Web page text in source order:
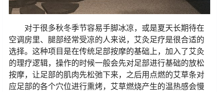
对于很多秋冬季节容易手脚冰凉，或是夏天长期待在
空调房里、腿部经常受凉的人来说，艾灸足疗是很合适的
选择。这种项目是在传统足部按摩的基础上，加入了艾灸
的理疗逻辑，操作的时候一般会先对足部进行基础的放松
按摩，让足部的肌肉先松弛下来，之后用点燃的艾草条对
应足部的各个穴位进行熏烤，艾草燃烧产生的温热感会慢